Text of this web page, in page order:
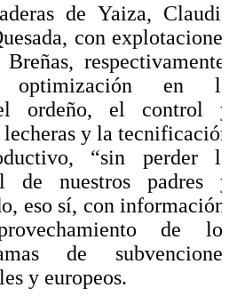
de Yaiza,
con
optimización en
ordeño, el control
lecheras y la
“sin perder
de nuestros padres
eso sí, con
de
de
y europeos.